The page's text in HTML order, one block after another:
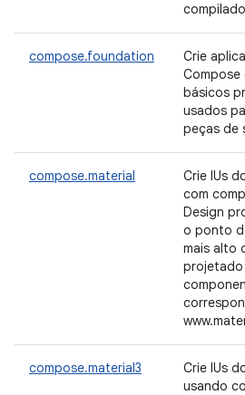
compose.foundation
Crie
Compose
básicos
usados
peças de
compose.material
Crie IUs
com
Design
o ponto
mais alto
compose.material3
Crie IUs
usando